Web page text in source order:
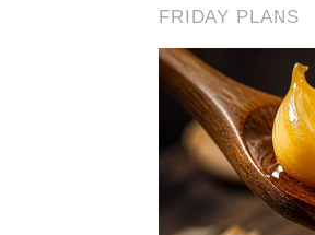
ต่อมาวันที่ 20 เม.ย. 64 นัก
“1ปีผ่านไป ผมปล่อ
กล้าออกหน้า ก็ไปปั่นคนอื่น
FRIDAY PLANS